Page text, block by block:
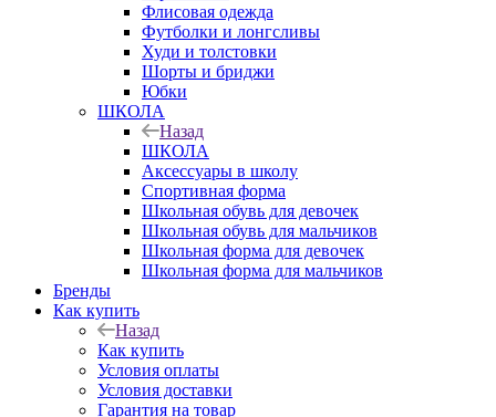
Флисовая одежда
Футболки и лонгсливы
Худи и толстовки
Шорты и бриджи
Юбки
ШКОЛА
Назад
ШКОЛА
Аксессуары в школу
Спортивная форма
Школьная обувь для девочек
Школьная обувь для мальчиков
Школьная форма для девочек
Школьная форма для мальчиков
Бренды
Как купить
Назад
Как купить
Условия оплаты
Условия доставки
Гарантия на товар